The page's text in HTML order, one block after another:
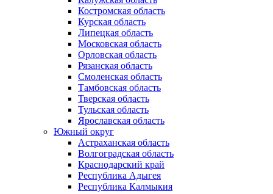
Костромская область
Курская область
Липецкая область
Московская область
Орловская область
Рязанская область
Смоленская область
Тамбовская область
Тверская область
Тульская область
Ярославская область
Южный округ
Астраханская область
Волгоградская область
Краснодарский край
Республика Адыгея
Республика Калмыкия